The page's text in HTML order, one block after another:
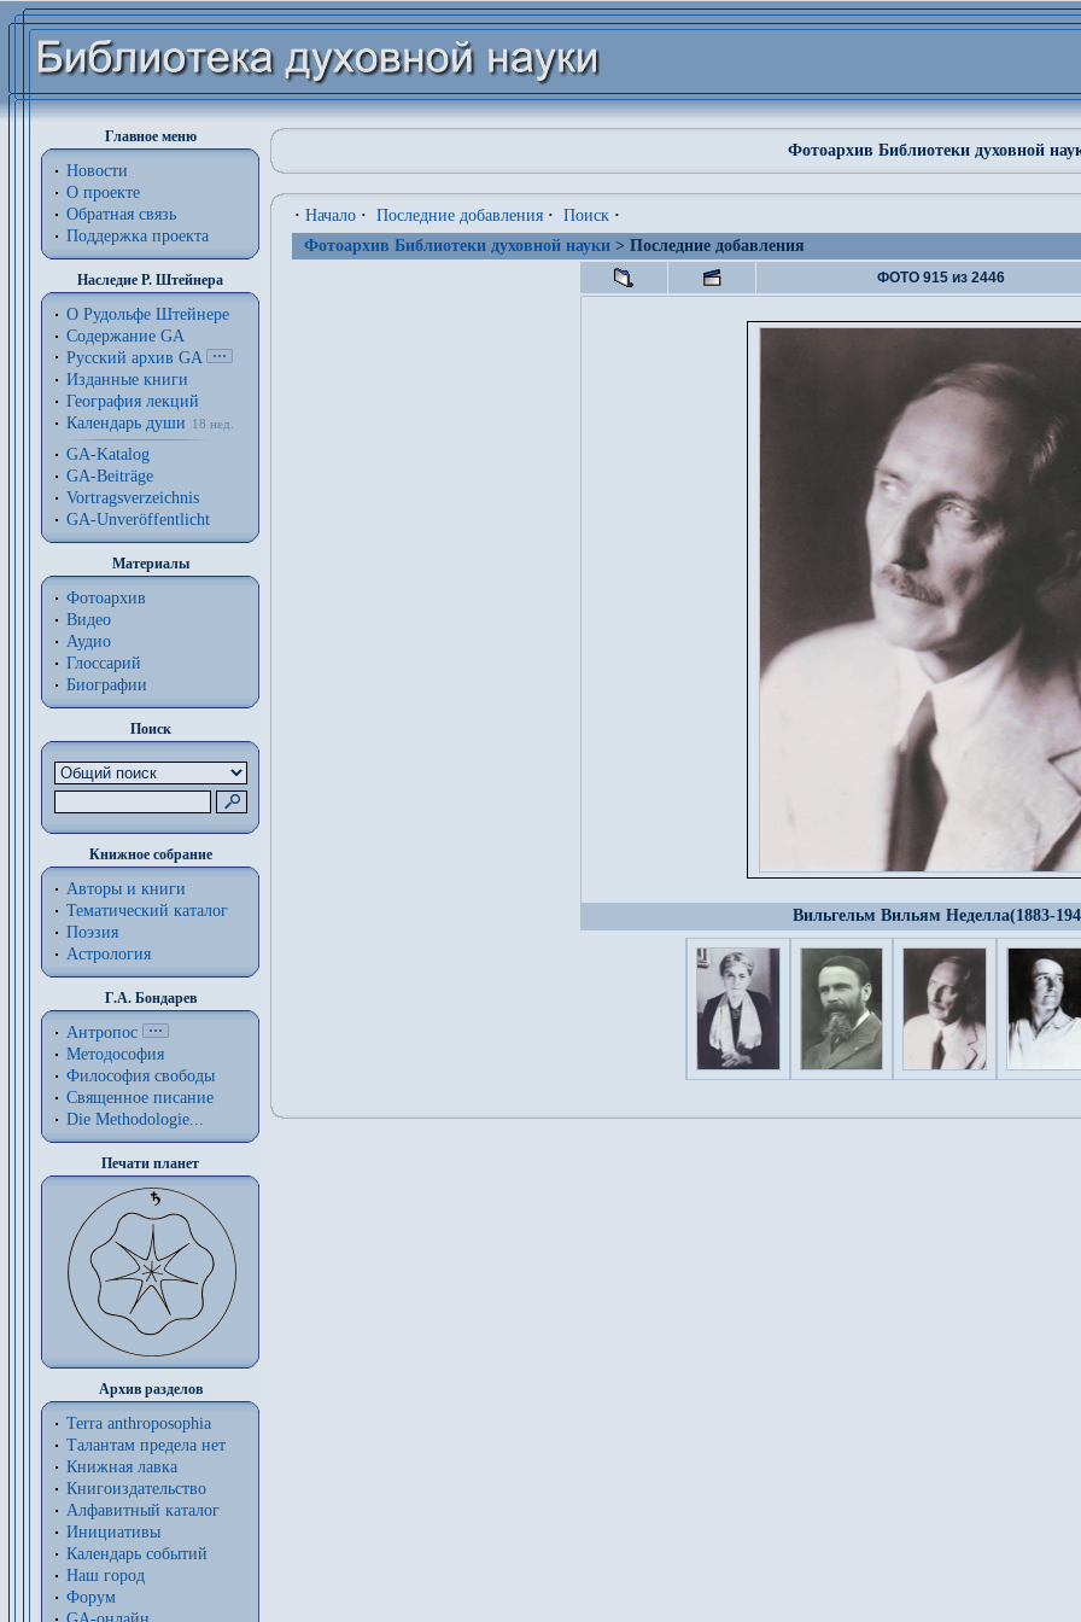
Главное меню
Новости
О проекте
Обратная связь
Поддержка проекта
Наследие Р. Штейнера
О Рудольфе Штейнере
Содержание GA
Русский архив GA
Изданные книги
География лекций
Календарь души
18 нед.
GA-Katalog
GA-Beiträge
Vortragsverzeichnis
GA-Unveröffentlicht
Материалы
Фотоархив
Видео
Аудио
Глоссарий
Биографии
Поиск
Книжное собрание
Авторы и книги
Тематический каталог
Поэзия
Астрология
Г.А. Бондарев
Антропос
Методософия
Философия cвободы
Священное писание
Die Methodologie...
Печати планет
Архив разделов
Terra anthroposophia
Талантам предела нет
Книжная лавка
Книгоиздательство
Алфавитный каталог
Инициативы
Календарь событий
Наш город
Форум
Фотоархив Библиотеки духовной
· Начало · Последние добавления · Поиск ·
Фотоархив Библиотеки духовной науки > Последние добавления
ФОТО 915 из 2446
Вильгельм Вильям Неделла(1883-